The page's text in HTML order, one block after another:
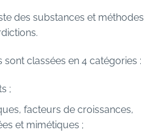
des substances et méthodes
classées en 4 catégories :
;
facteurs de croissances,
et mimétiques ;